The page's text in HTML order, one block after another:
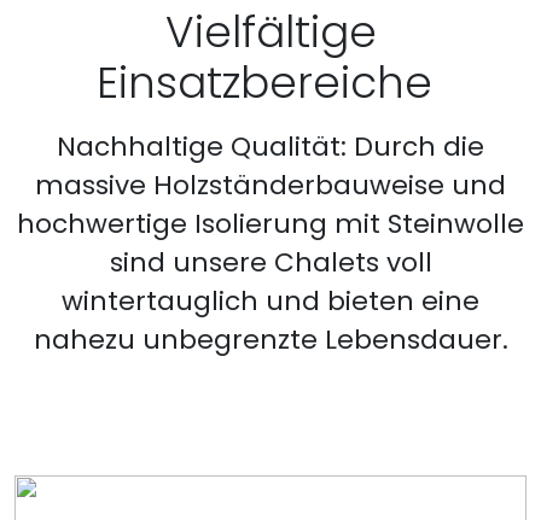
Vielfältige
Einsatzbereiche
Nachhaltige Qualität: Durch die
massive Holzständerbauweise und
hochwertige Isolierung mit Steinwolle
sind unsere Chalets voll
wintertauglich und bieten eine
nahezu unbegrenzte Lebensdauer.